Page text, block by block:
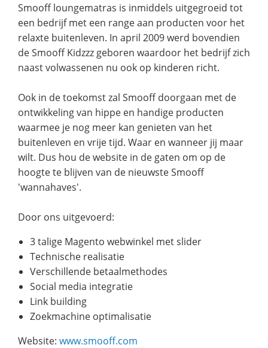
Smooff loungematras is inmiddels uitgegroeid tot
een bedrijf met een range aan producten voor het
relaxte buitenleven. In april 2009 werd bovendien
de Smooff Kidzzz geboren waardoor het bedrijf zich
naast volwassenen nu ook op kinderen richt.
Ook in de toekomst zal Smooff doorgaan met de
ontwikkeling van hippe en handige producten
waarmee je nog meer kan genieten van het
buitenleven en vrije tijd. Waar en wanneer jij maar
wilt. Dus hou de website in de gaten om op de
hoogte te blijven van de nieuwste Smooff
'wannahaves'.
Door ons uitgevoerd:
3 talige Magento webwinkel met slider
Technische realisatie
Verschillende betaalmethodes
Social media integratie
Link building
Zoekmachine optimalisatie
Website: www.smooff.com